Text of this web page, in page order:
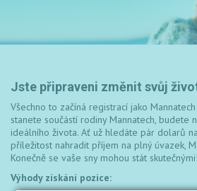
Jste připraveni změnit svůj
Všechno to začíná registrací jako
stanete součástí rodiny Mannatech, budete
ideálního života. Ať už hledáte pár dolarů
příležitost nahradit příjem na plný úvazek,
Konečně se vaše sny mohou stát skutečnými!
Výhody získání pozice: